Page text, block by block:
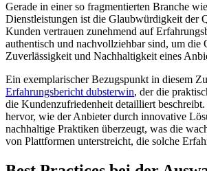
Gerade in einer so fragmentierten Branche
Dienstleistungen ist die Glaubwürdigkeit der
Kunden vertrauen zunehmend auf
authentisch und nachvollziehbar sind, um die
Zuverlässigkeit und Nachhaltigkeit eines
Ein exemplarischer Bezugspunkt in diesem
Erfahrungsbericht dubsterwin, der die
die Kundenzufriedenheit detailliert
hervor, wie der Anbieter durch innovative
nachhaltige Praktiken überzeugt, was die
von Plattformen unterstreicht, die solche